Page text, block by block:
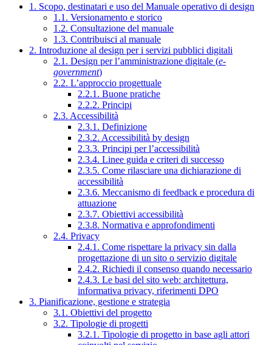
1. Scopo, destinatari e uso del Manuale operativo di design
1.1. Versionamento e storico
1.2. Consultazione del manuale
1.3. Contribuisci al manuale
2. Introduzione al design per i servizi pubblici digitali
2.1. Design per l’amministrazione digitale (e-
government)
2.2. L’approccio progettuale
2.2.1. Buone pratiche
2.2.2. Principi
2.3. Accessibilità
2.3.1. Definizione
2.3.2. Accessibilità by design
2.3.3. Principi per l’accessibilità
2.3.4. Linee guida e criteri di successo
2.3.5. Come rilasciare una dichiarazione di
accessibilità
2.3.6. Meccanismo di feedback e procedura di
attuazione
2.3.7. Obiettivi accessibilità
2.3.8. Normativa e approfondimenti
2.4. Privacy
2.4.1. Come rispettare la privacy sin dalla
progettazione di un sito o servizio digitale
2.4.2. Richiedi il consenso quando necessario
2.4.3. Le basi del sito web: architettura,
informativa privacy, riferimenti DPO
3. Pianificazione, gestione e strategia
3.1. Obiettivi del progetto
3.2. Tipologie di progetti
3.2.1. Tipologie di progetto in base agli attori